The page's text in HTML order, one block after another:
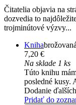
Čitatelia objavia na
dozvedia to
trojminútové výzvy...
Kniha
7,20 €
Na sklade 1 ks
Túto knihu
posledné kusy.
Dodanie
Pridať do